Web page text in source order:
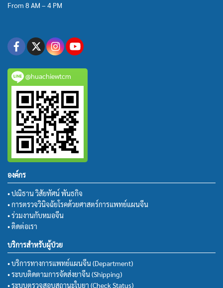
From 8 AM – 4 PM
@huachiewtcm
องค์กร
• ปณิธาน วิสัยทัศน์ พันธกิจ
• การตรวจวินิจฉัยโรคด้วยศาสตร์การแพทย์แผนจีน
• ร่วมงานกับหมอจีน
• ติดต่อเรา
บริการสำหรับผู้ป่วย
• บริการทางการแพทย์แผนจีน (Department)
• ระบบติดตามการจัดส่งยาจีน (Shipping)
• ระบบตรวจสอบสถานะใบยา (Check Status)